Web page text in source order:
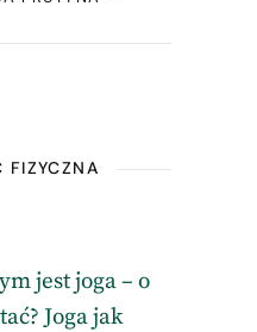
FIZYCZNA
jest joga – o
Joga jak